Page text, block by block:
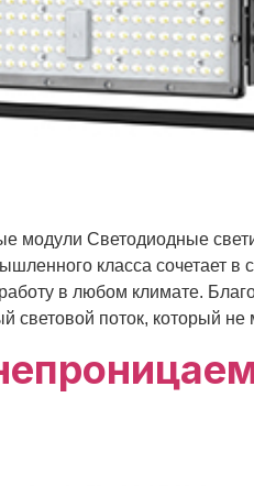
Светодиодные
класса сочетает в
в любом климате.
поток, который не